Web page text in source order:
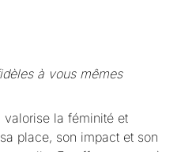
à vous mêmes
valorise la féminité et
place, son impact et son